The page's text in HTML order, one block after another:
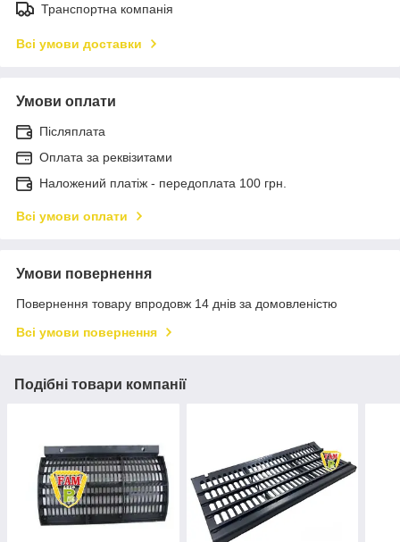
Транспортна компанія
Всі умови доставки
Умови оплати
Післяплата
Оплата за реквізитами
Наложений платіж - передоплата 100 грн.
Всі умови оплати
Умови повернення
Повернення товару впродовж 14 днів за домовленістю
Всі умови повернення
Подібні товари компанії